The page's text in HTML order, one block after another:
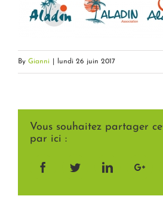
By Gianni lundi 26 juin 2017
Vous souhaitez partager
par ici :
FacebookTwitterLinkedIn